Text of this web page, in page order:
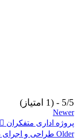
5/5 - (1 امتیاز)
Newer
پروژه اداری متفکران
Older طراحی و اجرای